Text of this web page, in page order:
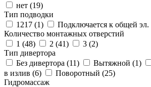
нет (19)
Тип подводки
1217 (1) Подключается к общей эл.
Количество монтажных отверстий
1 (48) 2 (41) 3 (2)
Тип дивертора
Без дивертора (11) Вытяжной (1)
в излив (6) Поворотный (25)
Гидромассаж